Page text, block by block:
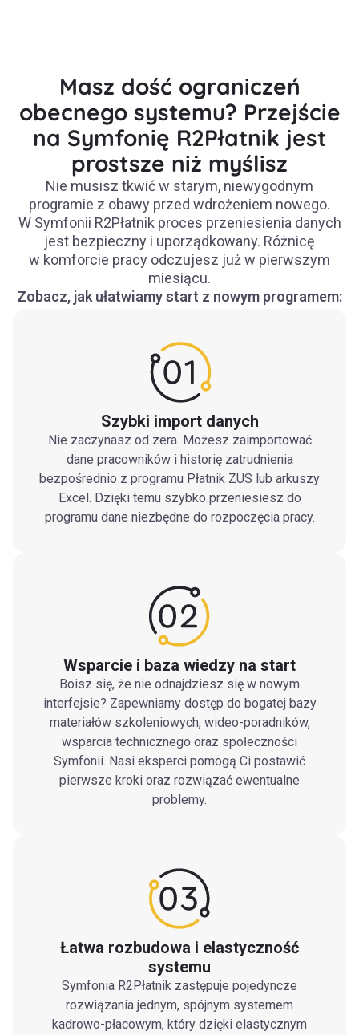
Masz dość ograniczeń
obecnego systemu? Przejście
na Symfonię R2Płatnik jest
prostsze niż myślisz
Nie musisz tkwić w starym, niewygodnym
programie z obawy przed wdrożeniem nowego.
W Symfonii R2Płatnik proces przeniesienia danych
jest bezpieczny i uporządkowany. Różnicę
w komforcie pracy odczujesz już w pierwszym
miesiącu.
Zobacz, jak ułatwiamy start z nowym programem:
Szybki import danych
Nie zaczynasz od zera. Możesz zaimportować
dane pracowników i historię zatrudnienia
bezpośrednio z programu Płatnik ZUS lub arkuszy
Excel. Dzięki temu szybko przeniesiesz do
programu dane niezbędne do rozpoczęcia pracy.
Wsparcie i baza wiedzy na start
Boisz się, że nie odnajdziesz się w nowym
interfejsie? Zapewniamy dostęp do bogatej bazy
materiałów szkoleniowych, wideo-poradników,
wsparcia technicznego oraz społeczności
Symfonii. Nasi eksperci pomogą Ci postawić
pierwsze kroki oraz rozwiązać ewentualne
problemy.
Łatwa rozbudowa i elastyczność
systemu
Symfonia R2Płatnik zastępuje pojedyncze
rozwiązania jednym, spójnym systemem
kadrowo-płacowym, który dzięki elastycznym